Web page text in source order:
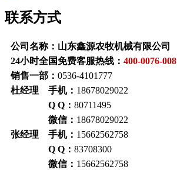
联系方式
公司名称：山东鑫源农牧机械有限公司
24小时全国免费客服热线： 400-0076-008
销售一部： 0536-4101777
杜经理 手机： 18678029022
Q Q： 80711495
微信： 18678029022
张经理 手机： 15662562758
Q Q： 83708300
微信： 15662562758